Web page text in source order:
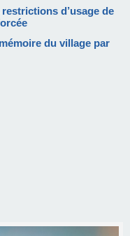
d’usage de
du village par